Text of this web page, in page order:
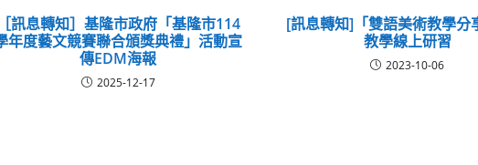
［訊息轉知］基隆市政府「基隆市114
年度藝文競賽聯合頒獎典禮」活動宣
傳EDM海報
2025-12-17
[訊息轉知]「雙語美術教學分
教學線上研習
2023-10-06